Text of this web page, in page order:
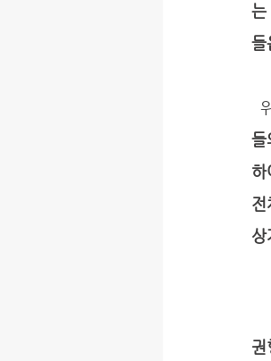
는
들
들
하
전
상
권